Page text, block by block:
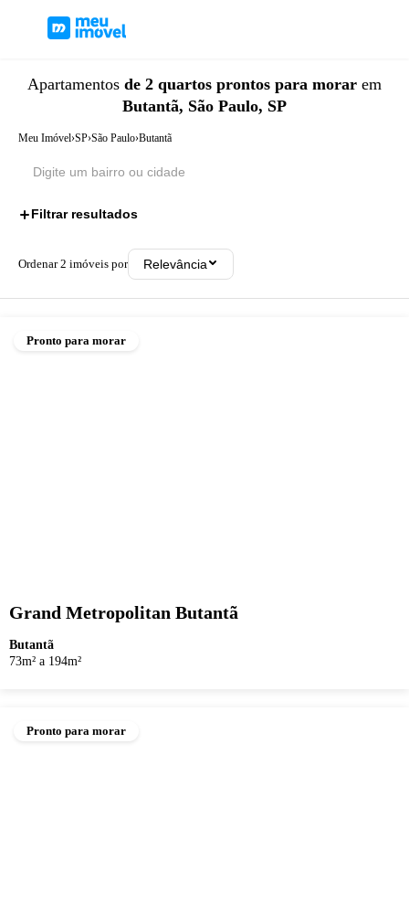
Apartamentos de 2 quartos prontos para morar em
Butantã, São Paulo, SP
Meu Imóvel›SP›São Paulo›Butantã
Filtrar resultados
Ordenar2 imóveis por Relevância
Pronto para morar
Grand Metropolitan Butantã
Butantã
73m² a 194m²
Pronto para morar